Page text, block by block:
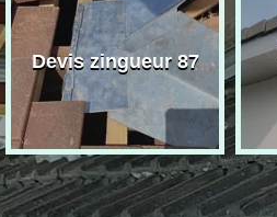
Devis zingueur 87